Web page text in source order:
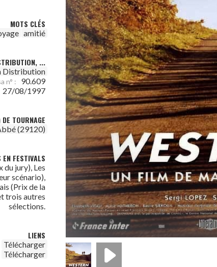
MOTS CLÉS
amitié
...
Distribution
n° : 90.609
27/08/1997
TOURNAGE
(29120)
FESTIVALS
du jury), Les
scénario),
(Prix de la
trois autres
sélections.
LIENS
Télécharger
Télécharger